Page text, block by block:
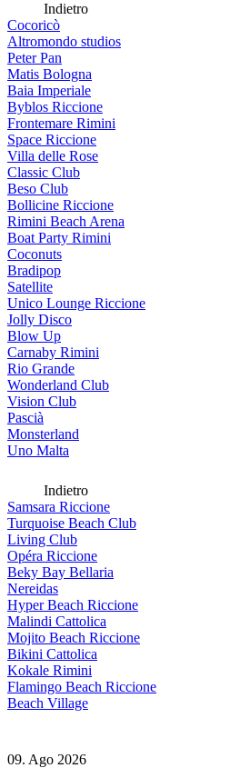
Indietro
Cocoricò
Altromondo studios
Peter Pan
Matis Bologna
Baia Imperiale
Byblos Riccione
Frontemare Rimini
Space Riccione
Villa delle Rose
Classic Club
Beso Club
Bollicine Riccione
Rimini Beach Arena
Boat Party Rimini
Coconuts
Bradipop
Satellite
Unico Lounge Riccione
Jolly Disco
Blow Up
Carnaby Rimini
Rio Grande
Wonderland Club
Vision Club
Pascià
Monsterland
Uno Malta
Indietro
Samsara Riccione
Turquoise Beach Club
Living Club
Opéra Riccione
Beky Bay Bellaria
Nereidas
Hyper Beach Riccione
Malindi Cattolica
Mojito Beach Riccione
Bikini Cattolica
Kokale Rimini
Flamingo Beach Riccione
Beach Village
09. Ago 2026